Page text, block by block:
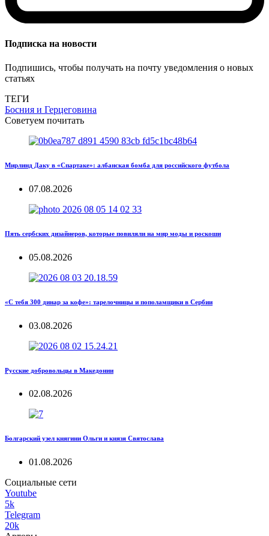
Подписка на новости
Подпишись, чтобы получать на почту уведомления о новых
статьях
ТЕГИ
Босния и Герцеговина
Советуем почитать
Мирлинд Даку в «Спартаке»: албанская бомба для российского футбола
07.08.2026
Пять сербских дизайнеров, которые повиляли на мир моды и роскоши
05.08.2026
«С тебя 300 динар за кофе»: тарелочницы и пополамщики в Сербии
03.08.2026
Русские добровольцы в Македонии
02.08.2026
Болгарский узел княгини Ольги и князя Святослава
01.08.2026
Социальные сети
Youtube
5k
Telegram
20k